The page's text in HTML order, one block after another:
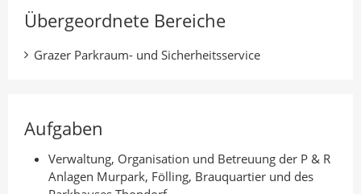
Übergeordnete Bereiche
Grazer Parkraum- und Sicherheitsservice
Aufgaben
Verwaltung, Organisation und Betreuung der P & R
Anlagen Murpark, Fölling, Brauquartier und des